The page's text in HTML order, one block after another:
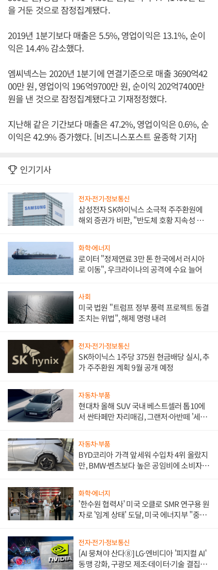
을 거둔 것으로 잠정집계됐다.
2019년 1분기보다 매출은 5.5%, 영업이익은 13.1%, 순이
익은 14.4% 감소했다.
엠씨넥스는 2020년 1분기에 연결기준으로 매출 3690억42
00만 원, 영업이익 196억9700만 원, 순이익 202억7400만
원을 낸 것으로 잠정집계됐다고 기재정정했다.
지난해 같은 기간보다 매출은 47.2%, 영업이익은 0.6%, 순
이익은 42.9% 증가했다. [비즈니스포스트 윤종학 기자]
인기기사
전자·전기·정보통신
삼성전자 SK하이닉스 소극적 주주환원에
해외 증권가 비판, "반도체 호황 지속성 의
화학·에너지
로이터 "정제연료 3만 톤 한국에서 러시아
로 이동", 우크라이나의 공격에 수요 늘어
사회
미국 법원 "트럼프 정부 풍력 프로젝트 동결
조치는 위법", 해제 명령 내려
전자·전기·정보통신
SK하이닉스 1주당 375원 현금배당 실시, 추
가 주주환원 계획 9월 공개 예정
자동차·부품
현대차 올해 SUV 국내 베스트셀러 톱10에
서 싼타페만 자리매김, 그랜저·아반떼 '세단
자동차·부품
BYD코리아 가격 앞세워 수입차 4위 올랐지
만, BMW·벤츠보다 높은 공임비에 소비자
화학·에너지
'한수원 협력사' 미국 오클로 SMR 연구용 원
자로 '임계 상태' 도달, 미국 에너지부 "중요
전자·전기·정보통신
[AI 뭉쳐야 산다⑧] LG·엔비디아 '피지컬 AI'
동맹 강화, 구광모 제조·데이터·기술 결집